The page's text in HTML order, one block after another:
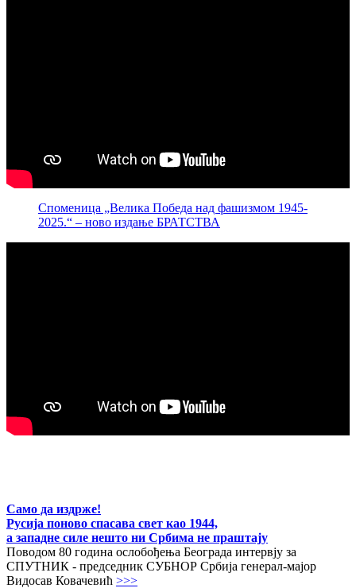
Споменица „Велика Победа над фашизмом 1945-
2025.“ – ново издање БРАТСТВА
Само да издрже!
Русија поново спасава свет као 1944,
а западне силе нешто ни Србима не праштају
Поводом 80 година ослобођења Београда интервју за
СПУТНИК - председник СУБНОР Србија генерал-мајор
Видосав Ковачевић >>>